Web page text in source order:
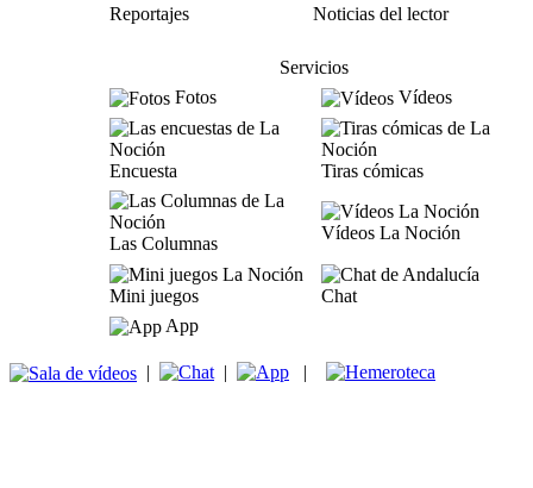
Reportajes
Noticias del lector
Servicios
Fotos
Vídeos
Encuesta Tiras cómicas
Las Columnas
Vídeos La Noción
Mini juegos
Chat
App
| | |